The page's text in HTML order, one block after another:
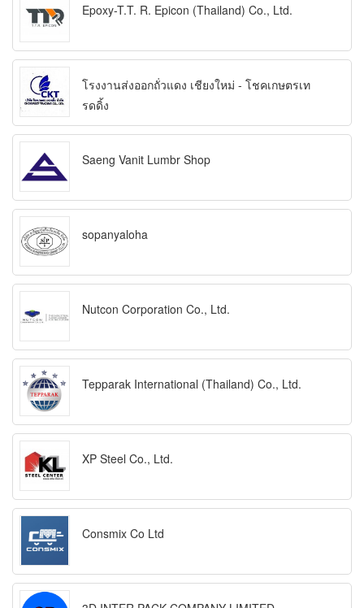
Epoxy-T.T. R. Epicon (Thailand) Co., Ltd.
โรงงานส่งออกถั่วแดง เชียงใหม่ - โชคเกษตรเท
รดดิ้ง
Saeng Vanit Lumbr Shop
sopanyaloha
Nutcon Corporation Co., Ltd.
Tepparak International (Thailand) Co., Ltd.
XP Steel Co., Ltd.
Consmix Co Ltd